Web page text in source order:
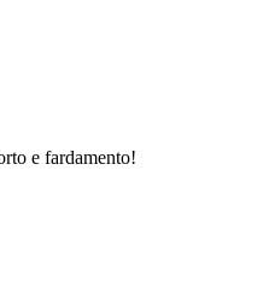
e fardamento!